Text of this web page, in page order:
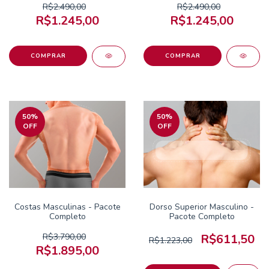
R$2.490,00
R$1.245,00
R$2.490,00
R$1.245,00
50%
OFF
Costas Masculinas - Pacote
Completo
R$3.790,00
R$1.895,00
50%
OFF
Dorso Superior Masculino -
Pacote Completo
R$1.223,00 R$611,50